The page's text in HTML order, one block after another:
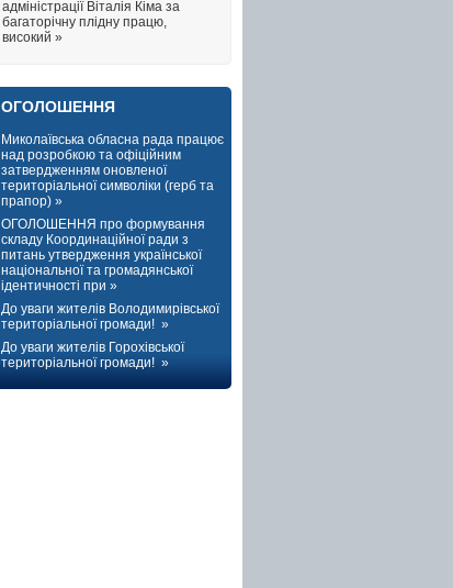
адміністрації Віталія Кіма за
багаторічну плідну працю,
високий »
ОГОЛОШЕННЯ
Миколаївська обласна рада працює
над розробкою та офіційним
затвердженням оновленої
територіальної символіки (герб та
прапор) »
ОГОЛОШЕННЯ про формування
складу Координаційної ради з
питань утвердження української
національної та громадянської
ідентичності при »
До уваги жителів Володимирівської
територіальної громади! »
До уваги жителів Горохівської
територіальної громади! »